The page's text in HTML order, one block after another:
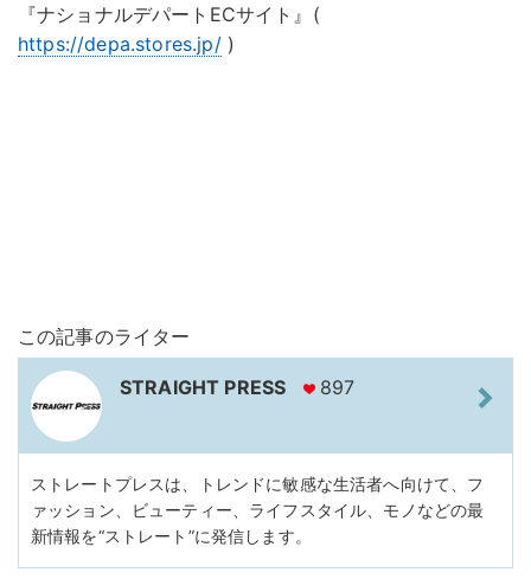
『ナショナルデパートECサイト』(
https://depa.stores.jp/)
この記事のライター
STRAIGHT PRESS 897
ストレートプレスは、トレンドに敏感な生活者へ向けて、フ
ァッション、ビューティー、ライフスタイル、モノなどの最
新情報を“ストレート”に発信します。